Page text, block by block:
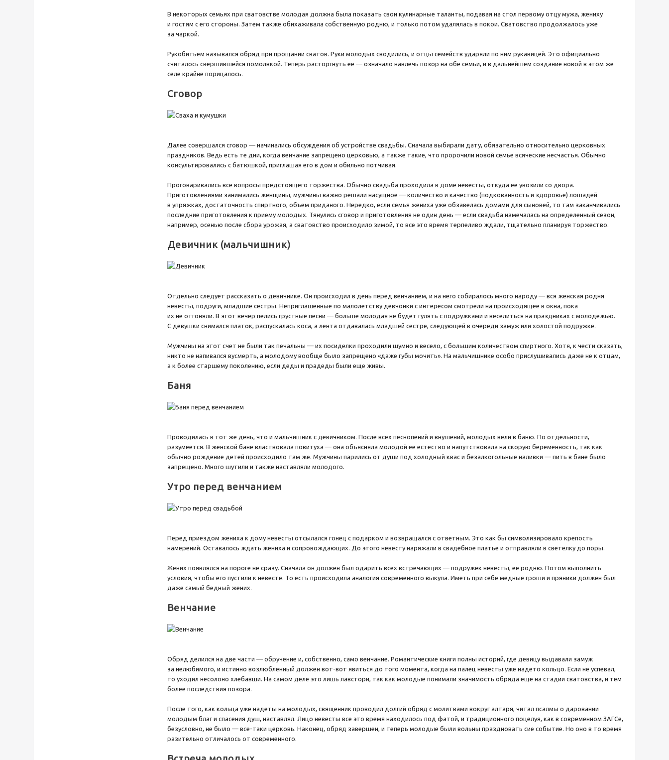
В некоторых семьях при сватовстве молодая должна была показать свои кулинарные таланты, подавая на стол первому отцу мужа, жениху
и гостям с его стороны. Затем также обихаживала собственную родню, и только потом удалялась в покои. Сватовство продолжалось уже
за чаркой.
Рукобитьем назывался обряд при прощании сватов. Руки молодых сводились, и отцы семейств ударяли по ним рукавицей. Это официально
считалось свершившейся помолвкой. Теперь расторгнуть ее — означало навлечь позор на обе семьи, и в дальнейшем создание новой в этом же
селе крайне порицалось.
Сговор
Далее совершался сговор — начинались обсуждения об устройстве свадьбы. Сначала выбирали дату, обязательно относительно церковных
праздников. Ведь есть те дни, когда венчание запрещено церковью, а также такие, что пророчили новой семье всяческие несчастья. Обычно
консультировались с батюшкой, приглашая его в дом и обильно потчивая.
Проговаривались все вопросы предстоящего торжества. Обычно свадьба проходила в доме невесты, откуда ее увозили со двора.
Приготовлениями занимались женщины, мужчины важно решали насущное — количество и качество (подкованность и здоровье) лошадей
в упряжках, достаточность спиртного, объем приданого. Нередко, если семья жениха уже обзавелась домами для сыновей, то там заканчивались
последние приготовления к приему молодых. Тянулись сговор и приготовления не один день — если свадьба намечалась на определенный сезон,
например, осенью после сбора урожая, а сватовство происходило зимой, то все это время терпеливо ждали, тщательно планируя торжество.
Девичник (мальчишник)
Отдельно следует рассказать о девичнике. Он происходил в день перед венчанием, и на него собиралось много народу — вся женская родня
невесты, подруги, младшие сестры. Неприглашенные по малолетству девчонки с интересом смотрели на происходящее в окна, пока
их не отгоняли. В этот вечер пелись грустные песни — больше молодая не будет гулять с подружками и веселиться на праздниках с молодежью.
С девушки снимался платок, распускалась коса, а лента отдавалась младшей сестре, следующей в очереди замуж или холостой подружке.
Мужчины на этот счет не были так печальны — их посиделки проходили шумно и весело, с большим количеством спиртного. Хотя, к чести сказать,
никто не напивался вусмерть, а молодому вообще было запрещено «даже губы мочить». На мальчишнике особо прислушивались даже не к отцам,
а к более старшему поколению, если деды и прадеды были еще живы.
Баня
Проводилась в тот же день, что и мальчишник с девичником. После всех песнопений и внушений, молодых вели в баню. По отдельности,
разумеется. В женской бане властвовала повитуха — она объясняла молодой ее естество и напутствовала на скорую беременность, так как
обычно рождение детей происходило там же. Мужчины парились от души под холодный квас и безалкогольные наливки — пить в бане было
запрещено. Много шутили и также наставляли молодого.
Утро перед венчанием
Перед приездом жениха к дому невесты отсылался гонец с подарком и возвращался с ответным. Это как бы символизировало крепость
намерений. Оставалось ждать жениха и сопровождающих. До этого невесту наряжали в свадебное платье и отправляли в светелку до поры.
Жених появлялся на пороге не сразу. Сначала он должен был одарить всех встречающих — подружек невесты, ее родню. Потом выполнить
условия, чтобы его пустили к невесте. То есть происходила аналогия современного выкупа. Иметь при себе медные гроши и пряники должен был
даже самый бедный жених.
Венчание
Обряд делился на две части — обручение и, собственно, само венчание. Романтические книги полны историй, где девицу выдавали замуж
за нелюбимого, и истинно возлюбленный должен вот-вот явиться до того момента, когда на палец невесты уже надето кольцо. Если не успевал,
то уходил несолоно хлебавши. На самом деле это лишь лавстори, так как молодые понимали значимость обряда еще на стадии сватовства, и тем
более последствия позора.
После того, как кольца уже надеты на молодых, священник проводил долгий обряд с молитвами вокруг алтаря, читал псалмы о даровании
молодым благ и спасения душ, наставлял. Лицо невесты все это время находилось под фатой, и традиционного поцелуя, как в современном ЗАГСе,
безусловно, не было — все-таки церковь. Наконец, обряд завершен, и теперь молодые были вольны праздновать сие событие. Но оно в то время
разительно отличалось от современного.